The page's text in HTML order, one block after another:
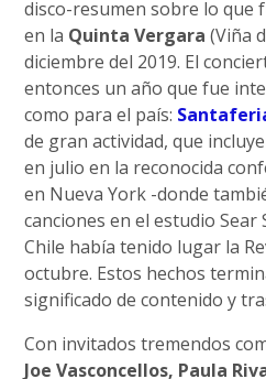
disco-resumen sobre lo que
en la Quinta Vergara (Viña
diciembre del 2019. El
entonces un año que fue
como para el país:
de gran actividad, que
en julio en la reconocida
en Nueva York -donde
canciones en el estudio
Chile había tenido lugar la
octubre. Estos hechos
significado de contenido y
Con invitados tremendos
Joe Vasconcellos, Paula